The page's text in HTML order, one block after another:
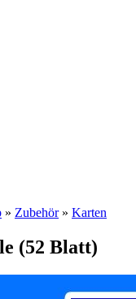
» Zubehör» Karten
(52 Blatt)